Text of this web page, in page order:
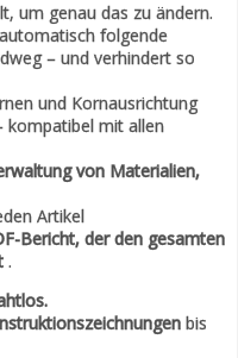
um genau das zu ändern.
folgende
– und verhindert so
und Kornausrichtung
kompatibel mit allen
von Materialien,
Artikel
Bericht, der den gesamten
.
bis